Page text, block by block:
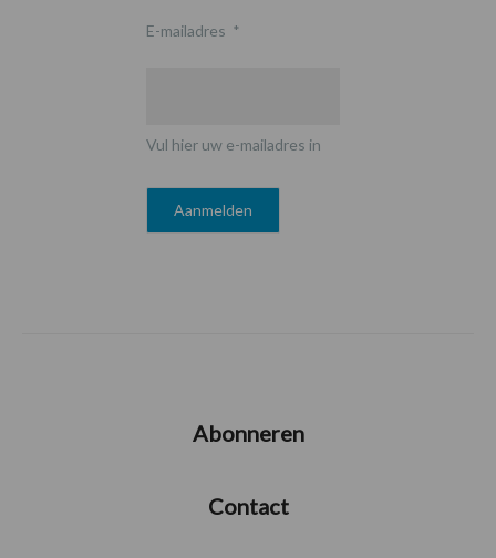
E-mailadres *
Vul hier uw e-mailadres in
Abonneren
Contact